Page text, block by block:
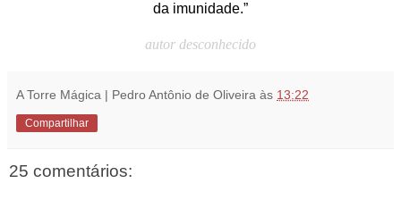
da imunidade.”
autor desconhecido
A Torre Mágica | Pedro Antônio de Oliveira às 13:22
Compartilhar
25 comentários: